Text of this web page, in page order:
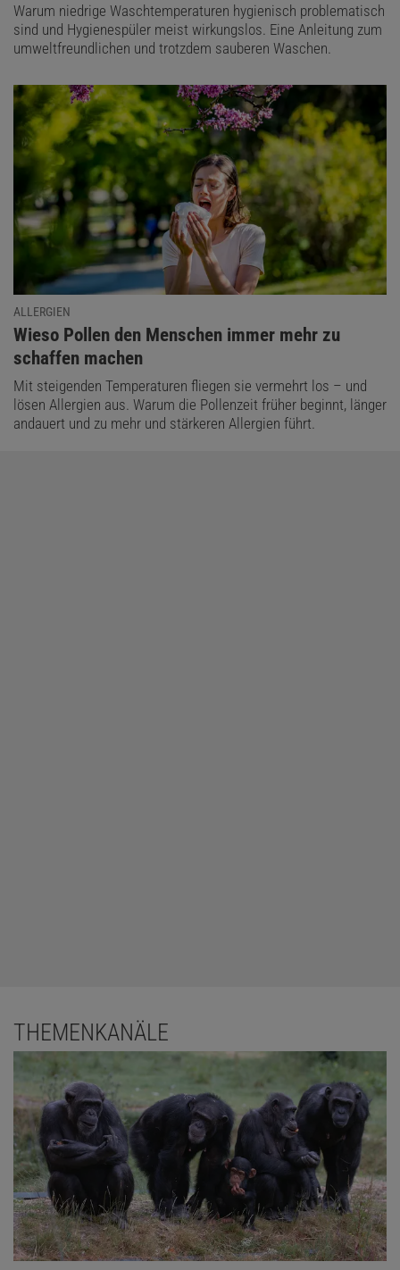
Warum niedrige Waschtemperaturen hygienisch problematisch
sind und Hygienespüler meist wirkungslos. Eine Anleitung zum
umweltfreundlichen und trotzdem sauberen Waschen.
ALLERGIEN
:
Wieso Pollen den Menschen immer mehr zu
schaffen machen
Mit steigenden Temperaturen fliegen sie vermehrt los – und
lösen Allergien aus. Warum die Pollenzeit früher beginnt, länger
andauert und zu mehr und stärkeren Allergien führt.
THEMENKANÄLE